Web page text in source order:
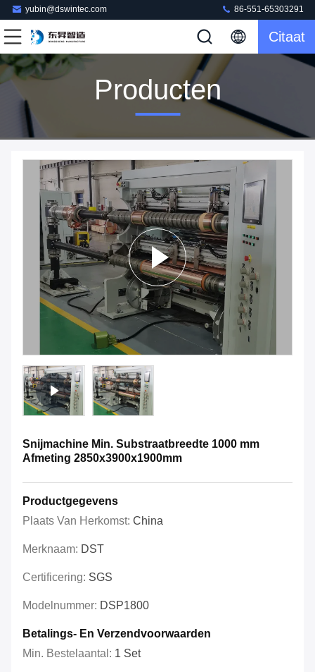
yubin@dswintec.com 86-551-65303291
Citaat
Producten
Snijmachine Min. Substraatbreedte 1000 mm
Afmeting 2850x3900x1900mm
Productgegevens
Plaats Van Herkomst: China
Merknaam: DST
Certificering: SGS
Modelnummer: DSP1800
Betalings- En Verzendvoorwaarden
Min. Bestelaantal: 1 Set